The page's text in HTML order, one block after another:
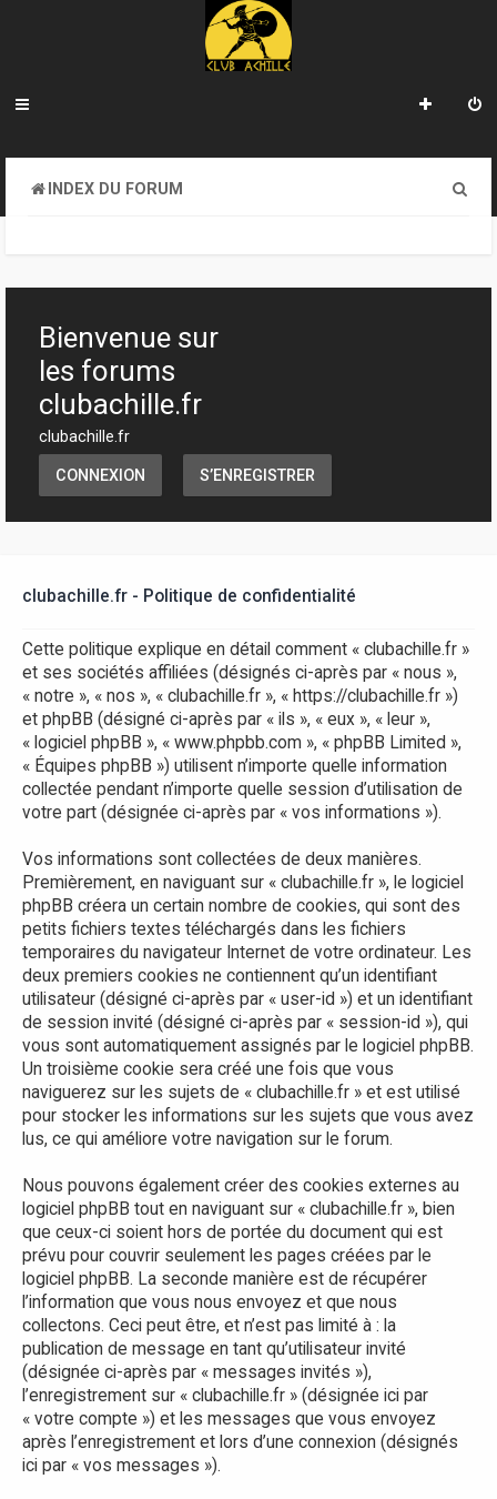
INDEX DU FORUM
h
Bienvenue sur
les forums
clubachille.fr
clubachille.fr
CONNEXION S’ENREGISTRER
clubachille.fr - Politique de confidentialité
Cette politique explique en détail comment « clubachille.fr »
et ses sociétés affiliées (désignés ci-après par « nous »,
« notre », « nos », « clubachille.fr », « https://clubachille.fr »)
et phpBB (désigné ci-après par « ils », « eux », « leur »,
« logiciel phpBB », « www.phpbb.com », « phpBB Limited »,
« Équipes phpBB ») utilisent n’importe quelle information
collectée pendant n’importe quelle session d’utilisation de
votre part (désignée ci-après par « vos informations »).
Vos informations sont collectées de deux manières.
Premièrement, en naviguant sur « clubachille.fr », le logiciel
phpBB créera un certain nombre de cookies, qui sont des
petits fichiers textes téléchargés dans les fichiers
temporaires du navigateur Internet de votre ordinateur. Les
deux premiers cookies ne contiennent qu’un identifiant
utilisateur (désigné ci-après par « user-id ») et un identifiant
de session invité (désigné ci-après par « session-id »), qui
vous sont automatiquement assignés par le logiciel phpBB.
Un troisième cookie sera créé une fois que vous
naviguerez sur les sujets de « clubachille.fr » et est utilisé
pour stocker les informations sur les sujets que vous avez
lus, ce qui améliore votre navigation sur le forum.
Nous pouvons également créer des cookies externes au
logiciel phpBB tout en naviguant sur « clubachille.fr », bien
que ceux-ci soient hors de portée du document qui est
prévu pour couvrir seulement les pages créées par le
logiciel phpBB. La seconde manière est de récupérer
l’information que vous nous envoyez et que nous
collectons. Ceci peut être, et n’est pas limité à : la
publication de message en tant qu’utilisateur invité
(désignée ci-après par « messages invités »),
l’enregistrement sur « clubachille.fr » (désignée ici par
« votre compte ») et les messages que vous envoyez
après l’enregistrement et lors d’une connexion (désignés
ici par « vos messages »).